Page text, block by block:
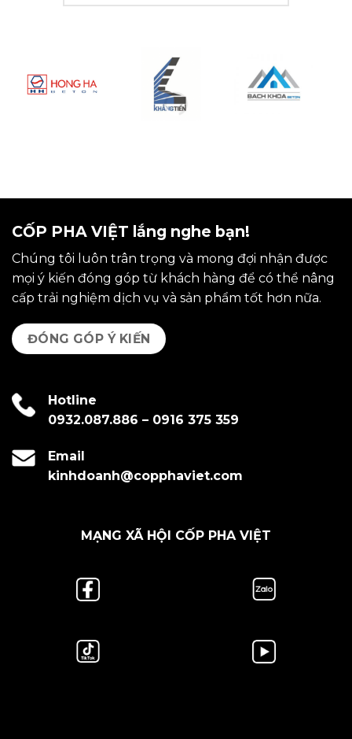
CỐP PHA VIỆT lắng nghe bạn!
Chúng tôi luôn trân trọng và mong đợi nhận được
mọi ý kiến đóng góp từ khách hàng để có thể nâng
cấp trải nghiệm dịch vụ và sản phẩm tốt hơn nữa.
ĐÓNG GÓP Ý KIẾN
Hotline
0932.087.886 – 0916 375 359
Email
kinhdoanh@copphaviet.com
MẠNG XÃ HỘI CỐP PHA VIỆT